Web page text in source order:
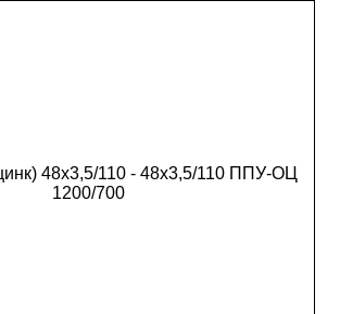
48х3,5/110 - 48х3,5/110 ППУ-ОЦ
1200/700